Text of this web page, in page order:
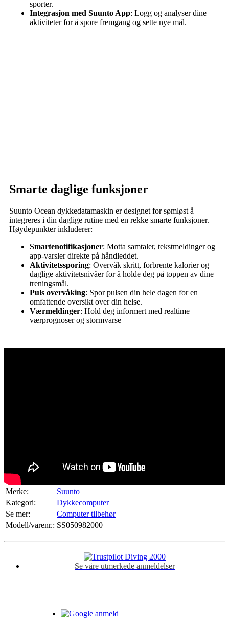
sporter.
Integrasjon med Suunto App: Logg og analyser dine
aktiviteter for å spore fremgang og sette nye mål.
Smarte daglige funksjoner
Suunto Ocean dykkedatamaskin er designet for sømløst å
integreres i din daglige rutine med en rekke smarte funksjoner.
Høydepunkter inkluderer:
Smartenotifikasjoner: Motta samtaler, tekstmeldinger og
app-varsler direkte på håndleddet.
Aktivitetssporing: Overvåk skritt, forbrente kalorier og
daglige aktivitetsnivåer for å holde deg på toppen av dine
treningsmål.
Puls overvåking: Spor pulsen din hele dagen for en
omfattende oversikt over din helse.
Værmeldinger: Hold deg informert med realtime
værprognoser og stormvarse
Merke:
Suunto
Kategori:
Dykkecomputer
Se mer:
Computer tilbehør
Modell/varenr.: SS050982000
Se våre utmerkede anmeldelser